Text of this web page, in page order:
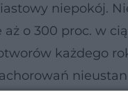
niepokój.
aż o 300 proc. w
każdego